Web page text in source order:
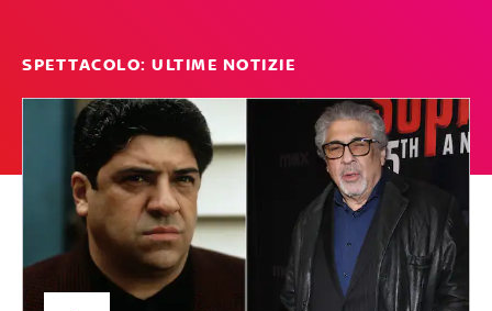
SPETTACOLO: ULTIME NOTIZIE